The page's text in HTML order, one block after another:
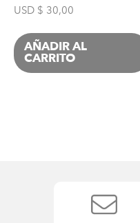
USD $ 30,00
AÑADIR AL
CARRITO